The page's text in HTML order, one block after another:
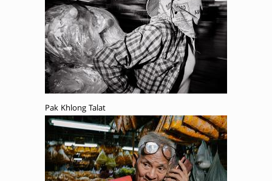
Pak Khlong Talat